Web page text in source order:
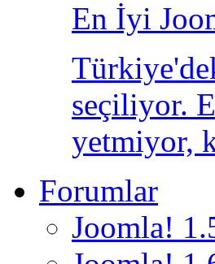
En İyi
seçiliyor.
yetmiyor,
Forumlar
Joomla!